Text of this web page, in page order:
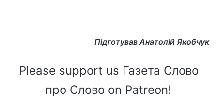
Підготував Анатолій Якобчук
Please support us Газета Слово
про Слово on Patreon!